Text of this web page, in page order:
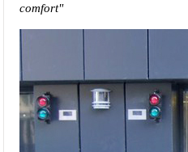
comfort"